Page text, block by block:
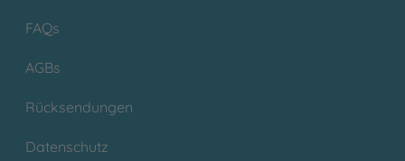
FAQs
AGBs
Rücksendungen
Datenschutz